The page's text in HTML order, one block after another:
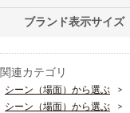
ブランド表示サイズ
関連カテゴリ
シーン（場面）から選ぶ
シーン（場面）から選ぶ